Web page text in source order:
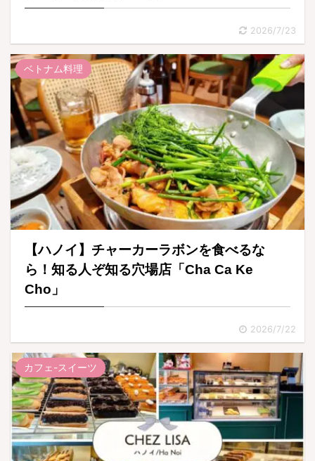
2026/7/23
ベトナム料理
【ハノイ】チャーカーラボンを食べるな
ら！知る人ぞ知る穴場店「Cha Ca Ke
Cho」
2026/7/22
カフェ-スイーツ